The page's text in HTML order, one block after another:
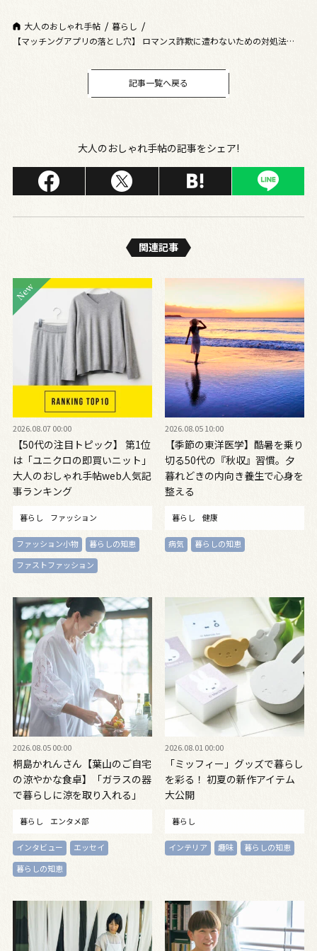
大人のおしゃれ手帖
暮らし
【マッチングアプリの落とし穴】 ロマンス詐欺に遭わないための対処法を
記事一覧へ戻る
大人のおしゃれ手帖の記事をシェア!
関連記事
2026.08.07 00:00
【50代の注目トピック】 第1位
は「ユニクロの即買いニット」
大人のおしゃれ手帖web人気記
事ランキング
暮らし ファッション
ファッション小物
暮らしの知恵
ファストファッション
2026.08.05 10:00
【季節の東洋医学】酷暑を乗り
切る50代の『秋収』習慣。夕
暮れどきの内向き養生で心身を
整える
暮らし 健康
病気 暮らしの知恵
2026.08.05 00:00
桐島かれんさん【葉山のご自宅
の涼やかな食卓】「ガラスの器
で暮らしに涼を取り入れる」
暮らし エンタメ部
インタビュー
エッセイ
暮らしの知恵
2026.08.01 00:00
「ミッフィー」グッズで暮らし
を彩る！ 初夏の新作アイテム
大公開
暮らし
インテリア 趣味 暮らしの知恵